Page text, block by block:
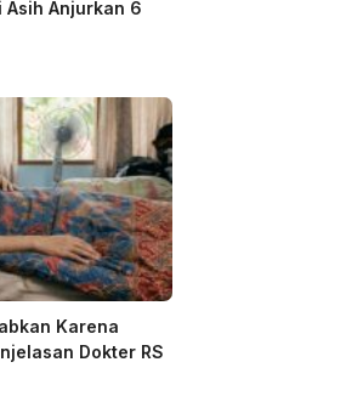
Asih Anjurkan 6
Karena
Dokter RS